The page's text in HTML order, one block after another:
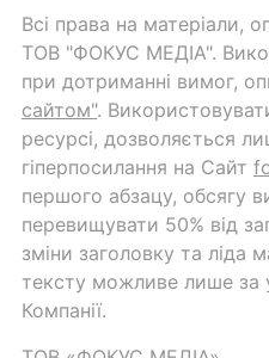
Всі права на матеріали,
ТОВ "ФОКУС МЕДІА".
при дотриманні вимог,
сайтом".
ресурсі, дозволяється
гіперпосилання на Cайт
першого абзацу, обсягу
перевищувати 50% від
зміни заголовку та ліда
тексту можливе лише за
Компанії.